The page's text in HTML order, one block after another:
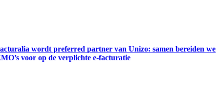
wordt preferred partner van Unizo: samen bereiden we
voor op de verplichte e-facturatie